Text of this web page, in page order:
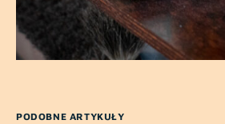
PODOBNE ARTYKUŁY